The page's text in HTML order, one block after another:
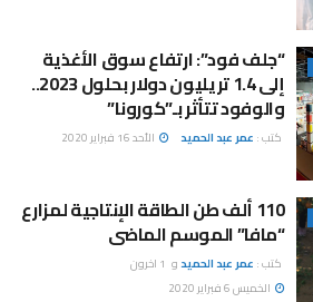
“جلف فود”: ارتفاع سوق الأغذية
إلى 1.4 تريليون دولار بحلول 2023..
والوفود تتأثر بـ”كورونا”
كتب : عمر عبد الحميد الأحد 16 فبراير 2020
110 ألف طن الطاقة الإنتاجية لمزارع
“مافا” الموسم الماضى
كتب : عمر عبد الحميدو 1 اخرون
الخميس 6 فبراير 2020